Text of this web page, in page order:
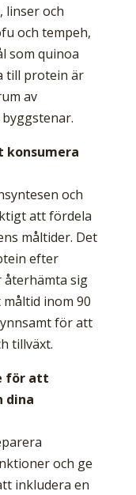
linser och
och tempeh,
som quinoa
till protein är
av
och
att fördela
måltider. Det
efter
återhämta sig
inom 90
för att
tillväxt.
för att
dina
och ge
inkludera en